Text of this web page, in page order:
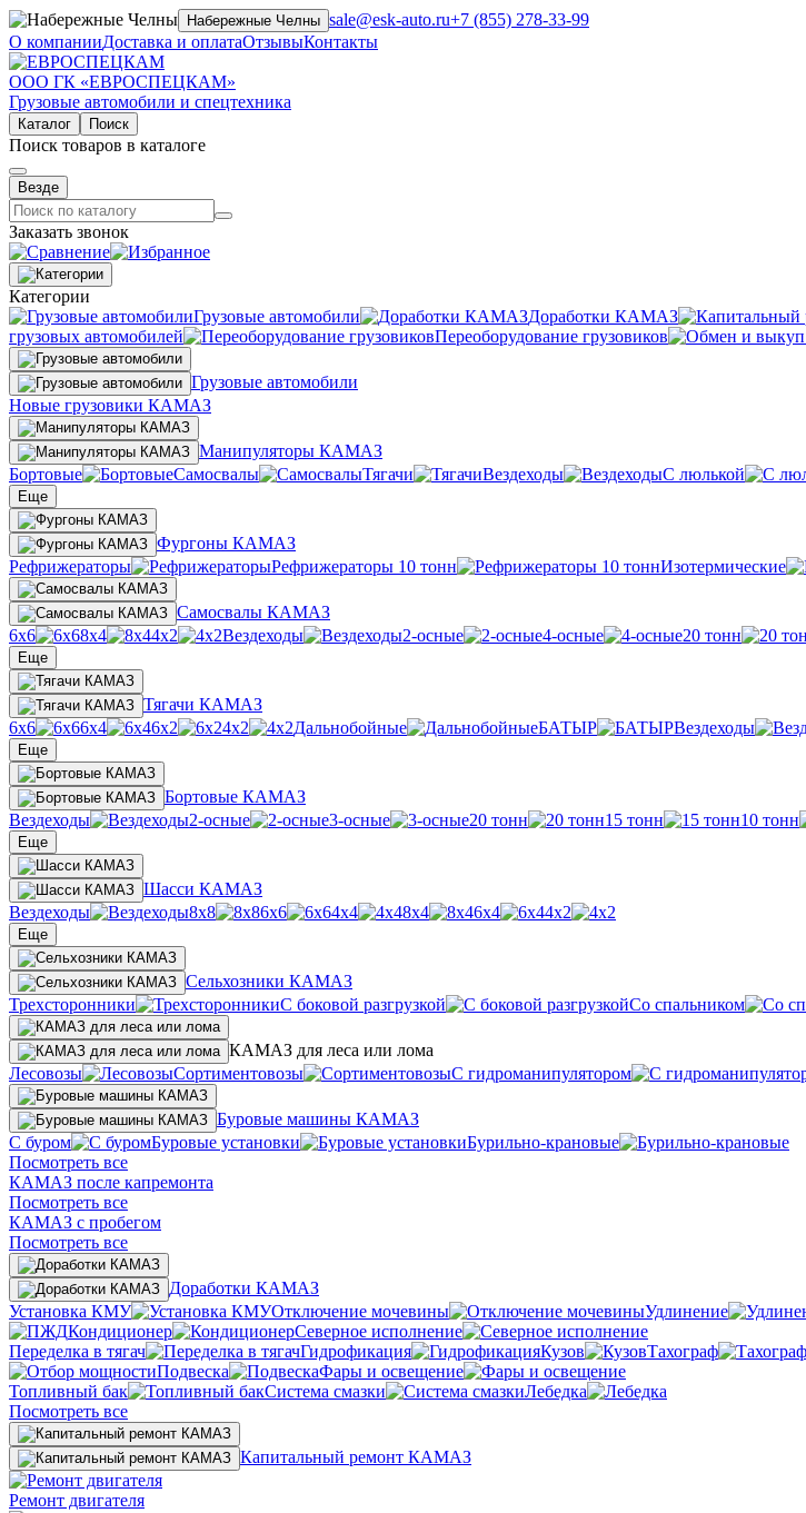
Набережные Челны sale@esk-auto.ru+7 (855) 278-33-99
О компанииДоставка и оплатаОтзывыКонтакты
ООО ГК «ЕВРОСПЕЦКАМ»
Грузовые автомобили и спецтехника
Каталог Поиск
Поиск товаров в каталоге
Везде
Заказать звонок
Категории
Грузовые автомобили
Доработки КАМАЗ
грузовых автомобилей
Переоборудование грузовиков
Грузовые автомобили
Новые грузовики КАМАЗ
Манипуляторы КАМАЗ
Бортовые
Самосвалы Тягачи Вездеходы С люлькой
Еще
Фургоны КАМАЗ
Рефрижераторы
Рефрижераторы 10 тонн Изотермические
Самосвалы КАМАЗ
6х6
8х4 4х2 Вездеходы 2-осные 4-осные 20 тонн
Еще
Тягачи КАМАЗ
6х6
6х4 6х2 4х2 Дальнобойные БАТЫР Вездеходы
Еще
Бортовые КАМАЗ
Вездеходы
2-осные 3-осные 20 тонн 15 тонн 10 тонн
Еще
Шасси КАМАЗ
Вездеходы
8х8 6х6 4х4 8х4 6х4 4х2
Еще
Сельхозники КАМАЗ
Трехсторонники
С боковой разгрузкой Со спальником
КАМАЗ для леса или лома
Лесовозы
Сортиментовозы С гидроманипулятором
Буровые машины КАМАЗ
С буром
Буровые установки
Бурильно-крановые
Посмотреть все
КАМАЗ после капремонта
Посмотреть все
КАМАЗ с пробегом
Посмотреть все
Доработки КАМАЗ
Установка КМУ
Отключение мочевины Удлинение
Кондиционер
Северное исполнение
Переделка в тягач
Гидрофикация Кузов Тахограф
Подвеска
Фары и освещение
Топливный бак
Система смазки
Лебедка
Посмотреть все
Капитальный ремонт КАМАЗ
Ремонт двигателя